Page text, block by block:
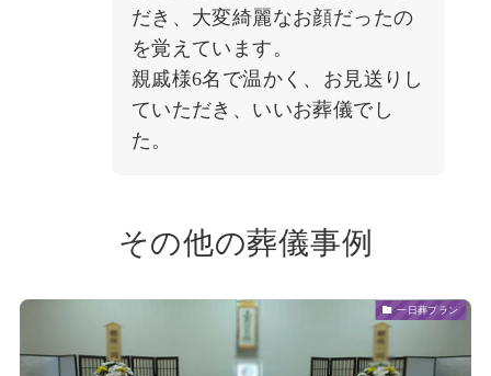
だき、大変綺麗なお顔だったの
を覚えています。
親戚様6名で温かく、お見送りし
ていただき、いいお葬儀でし
た。
その他の葬儀事例
一日葬プラン